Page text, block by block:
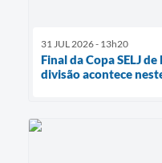
31 JUL 2026 - 13h20
Final da Copa SELJ
divisão acontece